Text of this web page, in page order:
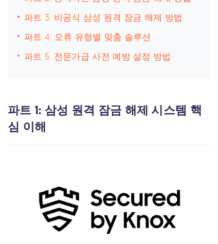
파트 3: 비공식 삼성 원격 잠금 해제 방법
파트 4: 오류 유형별 맞춤 솔루션
파트 5: 전문가급 사전 예방 설정 방법
파트 1: 삼성 원격 잠금 해제 시스템 핵
심 이해